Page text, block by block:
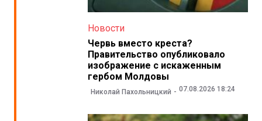
Новости
Червь вместо креста?
Правительство опубликовало
изображение с искаженным
гербом Молдовы
Николай Пахольницкий 07.08.2026 18:24